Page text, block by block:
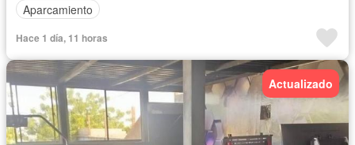
Aparcamiento
Hace 1 día, 11 horas
Actualizado